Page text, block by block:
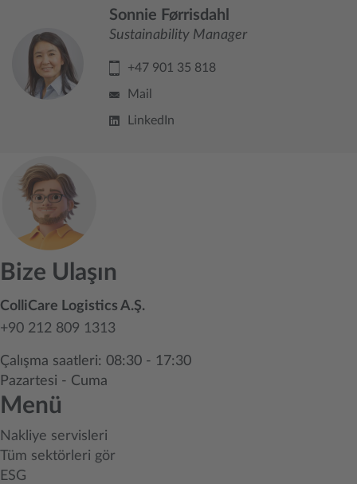
Sonnie Førrisdahl
Sustainability Manager
+47 901 35 818
Mail
LinkedIn
Bize Ulaşın
ColliCare Logistics A.Ş.
+90 212 809 1313
Çalışma saatleri: 08:30 - 17:30
Pazartesi - Cuma
Menü
Nakliye servisleri
Tüm sektörleri gör
ESG